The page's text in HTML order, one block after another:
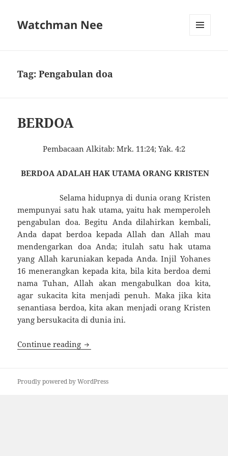
Watchman Nee
Tag:Pengabulan doa
BERDOA
Pembacaan Alkitab: Mrk. 11:24; Yak. 4:2
BERDOA ADALAH HAK UTAMA ORANG KRISTEN
Selama hidupnya di dunia orang Kristen
mem­punyai satu hak utama, yaitu hak memperoleh
penga­bulan doa. Begitu Anda dilahirkan kembali,
Anda dapat berdoa kepada Allah dan Allah mau
mendengarkan doa Anda; itulah satu hak utama
yang Allah karuniakan ke­pada Anda. Injil Yohanes
16 menerangkan kepada kita, bila kita berdoa demi
nama Tuhan, Allah akan menga­bulkan doa kita,
agar sukacita kita menjadi penuh. Maka jika kita
senantiasa berdoa, kita akan menjadi orang Kristen
yang bersukacita di dunia ini.
Continue reading BERDOA
Proudly powered by WordPress